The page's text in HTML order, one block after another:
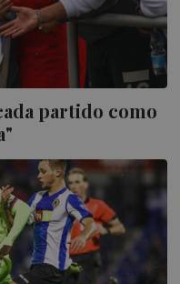
partido como